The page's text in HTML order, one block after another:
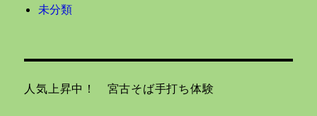
未分類
人気上昇中！ 宮古そば手打ち体験